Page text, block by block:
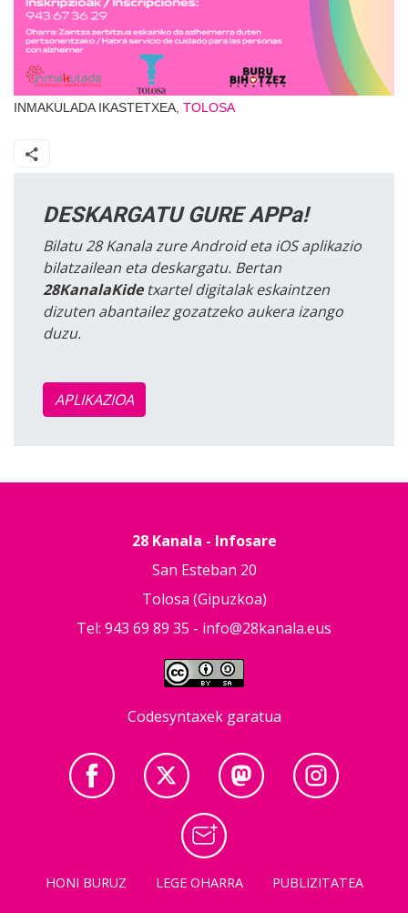
INMAKULADA IKASTETXEA, TOLOSA
DESKARGATU GURE APPa!
Bilatu 28 Kanala zure Android eta iOS aplikazio
bilatzailean eta deskargatu. Bertan
28KanalaKidetxartel digitalak eskaintzen
dizuten abantailez gozatzeko aukera izango
duzu.
APLIKAZIOA
28 Kanala - Infosare
San Esteban 20
Tolosa (Gipuzkoa)
Tel: 943 69 89 35 - info@28kanala.eus
Codesyntaxek garatua
HONI BURUZ LEGE OHARRA
PUBLIZITATEA